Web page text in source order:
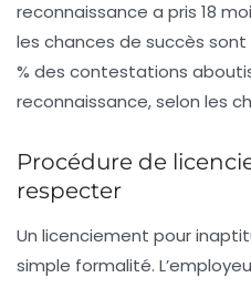
reconnaissance a pris 18
les chances de succès sont
% des contestations
reconnaissance, selon les
Procédure de
respecter
Un licenciement pour
simple formalité.